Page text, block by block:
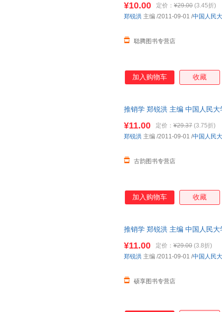
¥10.00 定价： ¥29.00 (3.45折)
聪腾图书专营店
郑锐洪 主编 /2011-09-01 /中国人民
加入购物车 收藏
推销学 郑锐洪 主编 中国人民
¥11.00 定价： ¥29.37 (3.75折)
古韵图书专营店
郑锐洪 主编 /2011-09-01 /中国人民
加入购物车 收藏
推销学 郑锐洪 主编 中国人民
¥11.00 定价： ¥29.00 (3.8折)
硕享图书专营店
郑锐洪 主编 /2011-09-01 /中国人民